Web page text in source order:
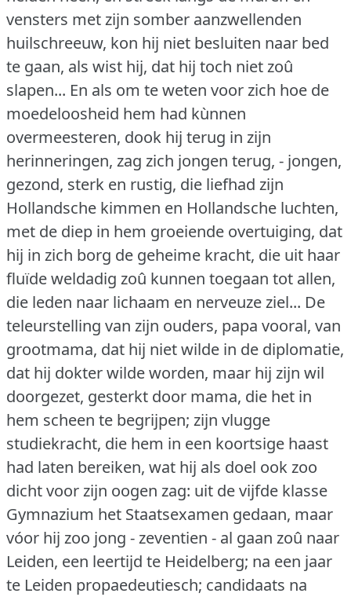
vensters met zijn somber aanzwellenden
huilschreeuw, kon hij niet besluiten naar bed
te gaan, als wist hij, dat hij toch niet zoû
slapen... En als om te weten voor zich hoe de
moedeloosheid hem had kùnnen
overmeesteren, dook hij terug in zijn
herinneringen, zag zich jongen terug, - jongen,
gezond, sterk en rustig, die liefhad zijn
Hollandsche kimmen en Hollandsche luchten,
met de diep in hem groeiende overtuiging, dat
hij in zich borg de geheime kracht, die uit haar
fluïde weldadig zoû kunnen toegaan tot allen,
die leden naar lichaam en nerveuze ziel... De
teleurstelling van zijn ouders, papa vooral, van
grootmama, dat hij niet wilde in de diplomatie,
dat hij dokter wilde worden, maar hij zijn wil
doorgezet, gesterkt door mama, die het in
hem scheen te begrijpen; zijn vlugge
studiekracht, die hem in een koortsige haast
had laten bereiken, wat hij als doel ook zoo
dicht voor zijn oogen zag: uit de vijfde klasse
Gymnazium het Staatsexamen gedaan, maar
vóor hij zoo jong - zeventien - al gaan zoû naar
Leiden, een leertijd te Heidelberg; na een jaar
te Leiden propaedeutiesch; candidaats na